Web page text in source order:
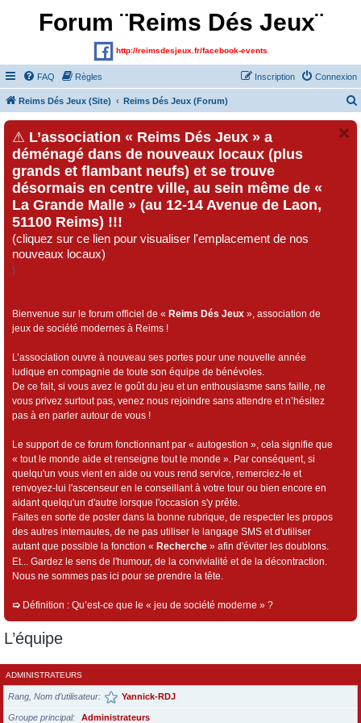
Forum ¨Reims Dés Jeux¨
http://reimsdesjeux.fr/facebook-events
FAQ Règles Connexion
Inscription
Reims Dés Jeux (Site) Reims Dés Jeux (Forum)
⚠ L’association « Reims Dés Jeux » a
déménagé dans de nouveaux locaux (plus
grands et flambant neufs) et se trouve
désormais en centre ville, au sein même de «
La Grande Malle » (au 12-14 Avenue de Laon,
51100 Reims) !!!
(cliquez sur ce lien pour visualiser l'emplacement de nos
nouveaux locaux)
)
Bienvenue sur le forum officiel de « Reims Dés Jeux », association de
jeux de société modernes à Reims !
L’association ouvre à nouveau ses portes pour une nouvelle année
ludique en compagnie de toute son équipe de bénévoles.
De ce fait, si vous avez le goût du jeu et un enthousiasme sans faille, ne
vous privez surtout pas, venez nous rejoindre sans attendre et n’hésitez
pas à en parler autour de vous !
Le support de ce forum fonctionnant par « autogestion », cela signifie que
« tout le monde aide et renseigne tout le monde ». Par conséquent, si
quelqu'un vous vient en aide ou vous rend service, remerciez-le et
renvoyez-lui l'ascenseur en le conseillant à votre tour ou bien encore en
aidant quelqu'un d'autre lorsque l'occasion s'y prête.
Faites en sorte de poster dans la bonne rubrique, de respecter les propos
des autres internautes, de ne pas utiliser le langage SMS et d'utiliser
autant que possible la fonction « Recherche » afin d'éviter les doublons.
Et... Gardez le sens de l'humour, de la convivialité et de la décontraction.
Nous ne sommes pas ici pour se prendre la tête.
➯ Définition : Qu’est-ce que le « jeu de société moderne » ?
L’équipe
ADMINISTRATEURS
Rang, Nom d’utilisateur Yannick-RDJ
Groupe principal Administrateurs